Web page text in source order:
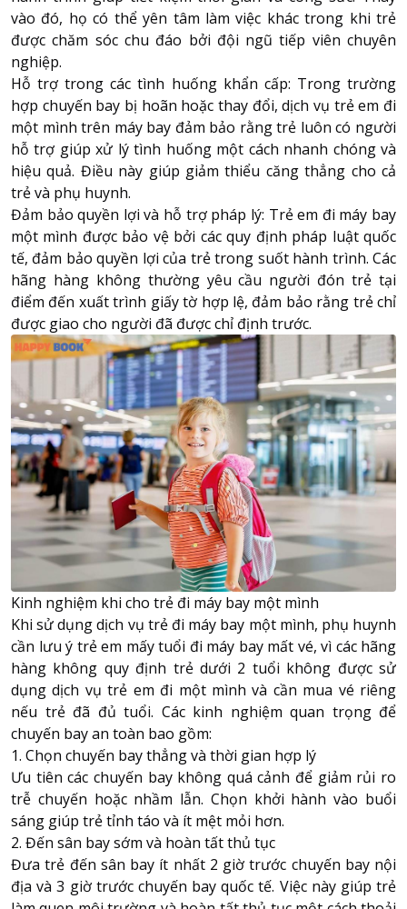
vào đó, họ có thể yên tâm làm việc khác trong khi trẻ
được chăm sóc chu đáo bởi đội ngũ tiếp viên chuyên
nghiệp.
Hỗ trợ trong các tình huống khẩn cấp: Trong trường
hợp chuyến bay bị hoãn hoặc thay đổi, dịch vụ trẻ em đi
một mình trên máy bay đảm bảo rằng trẻ luôn có người
hỗ trợ giúp xử lý tình huống một cách nhanh chóng và
hiệu quả. Điều này giúp giảm thiểu căng thẳng cho cả
trẻ và phụ huynh.
Đảm bảo quyền lợi và hỗ trợ pháp lý: Trẻ em đi máy bay
một mình được bảo vệ bởi các quy định pháp luật quốc
tế, đảm bảo quyền lợi của trẻ trong suốt hành trình. Các
hãng hàng không thường yêu cầu người đón trẻ tại
điểm đến xuất trình giấy tờ hợp lệ, đảm bảo rằng trẻ chỉ
được giao cho người đã được chỉ định trước.
Kinh nghiệm khi cho trẻ đi máy bay một mình
Khi sử dụng dịch vụ trẻ đi máy bay một mình, phụ huynh
cần lưu ý trẻ em mấy tuổi đi máy bay mất vé, vì các hãng
hàng không quy định trẻ dưới 2 tuổi không được sử
dụng dịch vụ trẻ em đi một mình và cần mua vé riêng
nếu trẻ đã đủ tuổi. Các kinh nghiệm quan trọng để
chuyến bay an toàn bao gồm:
1. Chọn chuyến bay thẳng và thời gian hợp lý
Ưu tiên các chuyến bay không quá cảnh để giảm rủi ro
trễ chuyến hoặc nhầm lẫn. Chọn khởi hành vào buổi
sáng giúp trẻ tỉnh táo và ít mệt mỏi hơn.
2. Đến sân bay sớm và hoàn tất thủ tục
Đưa trẻ đến sân bay ít nhất 2 giờ trước chuyến bay nội
địa và 3 giờ trước chuyến bay quốc tế. Việc này giúp trẻ